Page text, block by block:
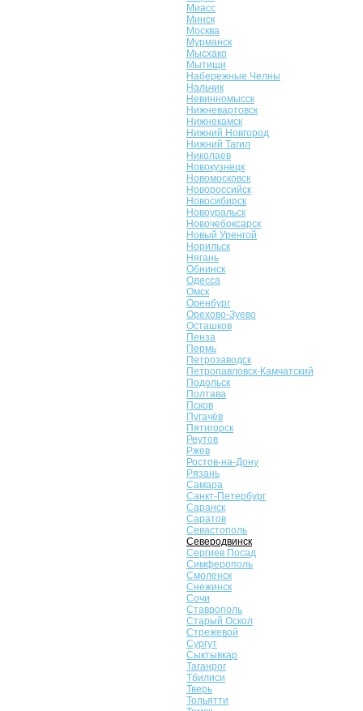
Миасс
Минск
Москва
Мурманск
Мысхако
Мытищи
Набережные Челны
Нальчик
Невинномысск
Нижневартовск
Нижнекамск
Нижний Новгород
Нижний Тагил
Николаев
Новокузнецк
Новомосковск
Новороссийск
Новосибирск
Новоуральск
Новочебоксарск
Новый Уренгой
Норильск
Нягань
Обнинск
Одесса
Омск
Оренбург
Орехово-Зуево
Осташков
Пенза
Пермь
Петрозаводск
Петропавловск-Камчатский
Подольск
Полтава
Псков
Пугачёв
Пятигорск
Реутов
Ржев
Ростов-на-Дону
Рязань
Самара
Санкт-Петербург
Саранск
Саратов
Севастополь
Северодвинск
Сергиев Посад
Симферополь
Смоленск
Снежинск
Сочи
Ставрополь
Старый Оскол
Стрежевой
Сургут
Сыктывкар
Таганрог
Тбилиси
Тверь
Тольятти